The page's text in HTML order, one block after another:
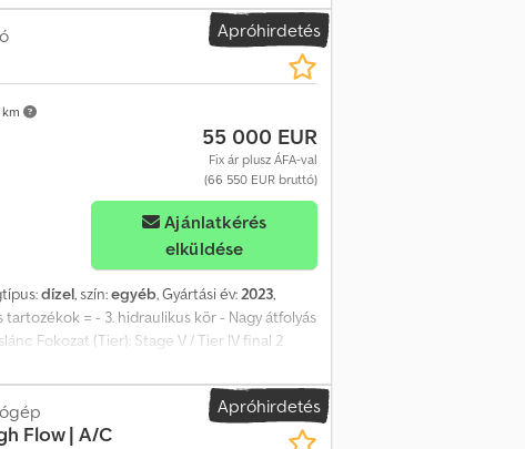
klímaberendezés, légrugós ülés = További
Motor lökettérfogata: 2 400 cm³ Alváz
kg Méretek (H x Sz x M): 390 x 186 x 206 cm
állapot: nagyon jó Esztétikai állapot:
Apróhirdetés
55 000 EUR
Fix ár plusz ÁFA-val
(66 550 EUR bruttó)
Ajánlatkérés
elküldése
dízel, szín:egyéb, Gyártási év:2023,
tartozékok = - 3. hidraulikus kör - Nagy átfolyás
Fokozat (Tier): Stage V / Tier IV final 2
joystick vezérlés = További információk =
merev tengely Motormárka: Bobcat CE-
Apróhirdetés
Flow | A/C